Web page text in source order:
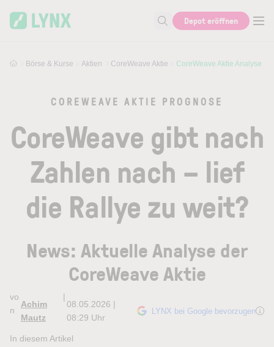
Suche nach Aktie, Autor...
Depot eröffnen
Börse & Kurse Aktien CoreWeave Aktie CoreWeave Aktie Analyse
COREWEAVE AKTIE PROGNOSE
CoreWeave gibt nach
Zahlen nach – lief
die Rallye zu weit?
News: Aktuelle Analyse der
CoreWeave Aktie
vo
n
Achim
Mautz
|
08.05.2026 |
08:29 Uhr
LYNX bei Google bevorzugen
In diesem Artikel